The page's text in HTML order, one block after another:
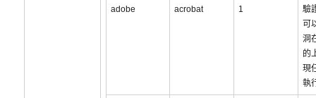
adobe acrobat 1
驗
可
洞
的
現
執